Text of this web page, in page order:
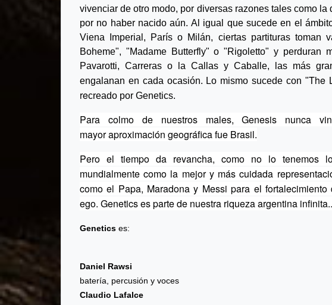
vivenciar de otro modo, por diversas razones tales como
por no haber nacido aún. Al igual que sucede en el
Viena Imperial, París o Milán, ciertas partituras toman
Boheme", "Madame Butterfly" o "Rigoletto" y perduran
Pavarotti, Carreras o la Callas y Caballe, las más
engalanan en cada ocasión. Lo mismo sucede con "The
recreado por Genetics.
Para colmo de nuestros males, Genesis nunca
mayor aproximación geográfica fue Brasil.
Pero el tiempo da revancha, como no lo tenemos
mundialmente como la mejor y más cuidada
como el Papa, Maradona y Messi para el
ego. Genetics es parte de nuestra riqueza argentina
Genetics es:
Daniel Rawsi
batería, percusión y voces
Claudio Lafalce